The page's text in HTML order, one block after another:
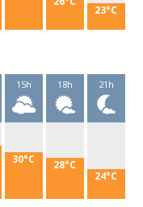
23°C
15h
30°C
18h
28°C
21h
24°C